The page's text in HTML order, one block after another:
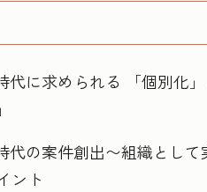
代に求められる 「個別化
代の案件創出〜組織として
ント